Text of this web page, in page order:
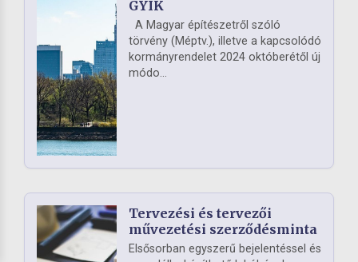
GYIK
A Magyar építészetről szóló
törvény (Méptv.), illetve a kapcsolódó
kormányrendelet 2024 októberétől új
módo...
Tervezési és tervezői
művezetési szerződésminta
Elsősorban egyszerű bejelentéssel és